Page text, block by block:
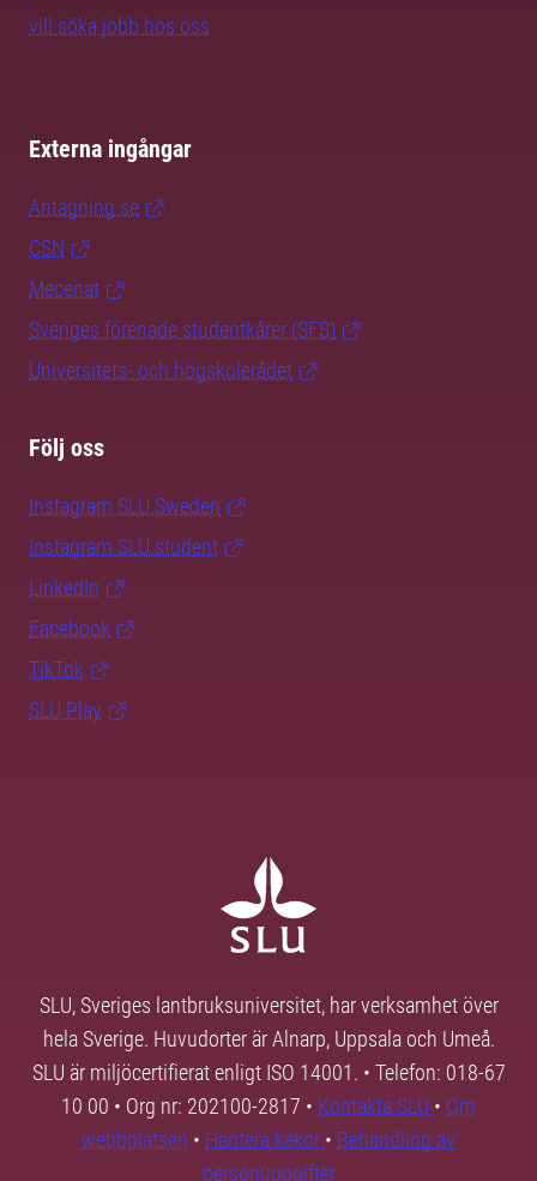
vill söka jobb hos oss
Externa ingångar
Antagning.se
CSN
Mecenat
Sveriges förenade studentkårer (SFS)
Universitets- och högskolerådet
Följ oss
Instagram SLU.Sweden
Instagram SLU.student
LinkedIn
Facebook
TikTok
SLU Play
SLU, Sveriges lantbruksuniversitet, har verksamhet över
hela Sverige. Huvudorter är Alnarp, Uppsala och Umeå.
SLU är miljöcertifierat enligt ISO 14001. • Telefon: 018-67
10 00 • Org nr: 202100-2817 • Kontakta SLU • Om
webbplatsen • Hantera kakor • Behandling av
personuppgifter